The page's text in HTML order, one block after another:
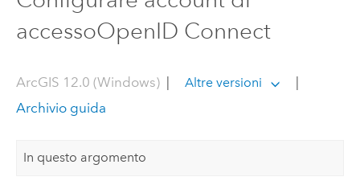
accessoOpenID Connect
ArcGIS 12.0 (Windows)| Altre versioni
|
Archivio guida
In questo argomento